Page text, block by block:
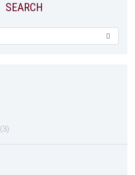
SEARCH

(3)